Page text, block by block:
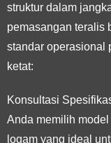
struktur dalam
pemasangan teralis
standar operasional
ketat:
Konsultasi
Anda memilih
logam yang ideal